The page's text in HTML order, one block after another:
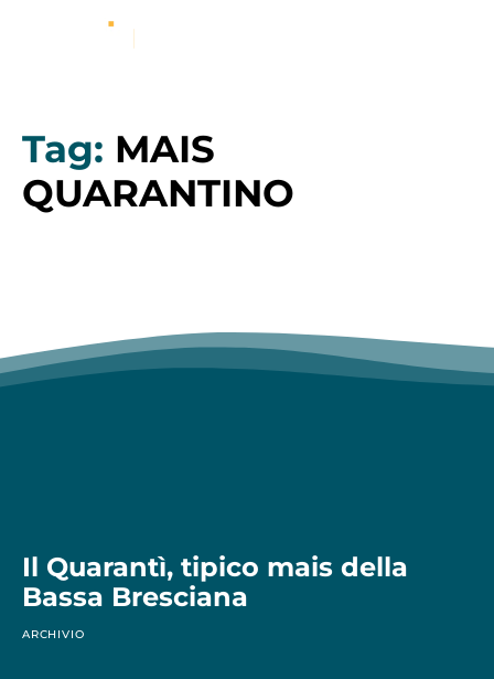
Tag: MAIS
QUARANTINO
Il Quarantì, tipico mais della
Bassa Bresciana
ARCHIVIO